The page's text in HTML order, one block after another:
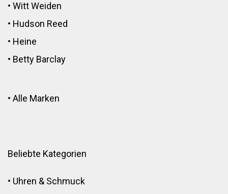
• Witt Weiden
• Hudson Reed
• Heine
• Betty Barclay
• Alle Marken
Beliebte Kategorien
• Uhren & Schmuck